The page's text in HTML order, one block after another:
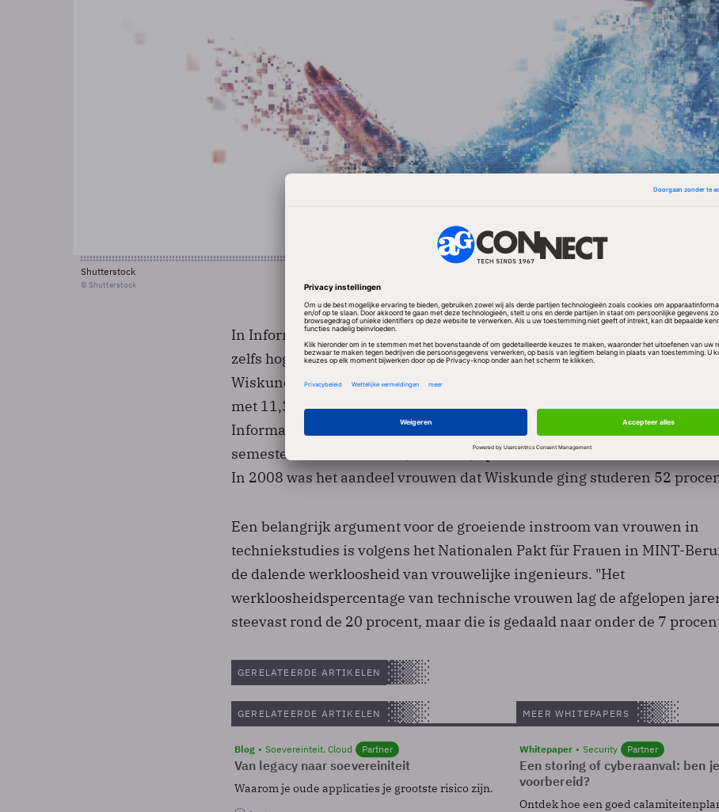
Shutterstock
© Shutterstock
In Informatica-studies aan Duitse universiteiten is het aandeel van
zelfs hoger dan dat van mannen. Dat geldt niet voor de studies Fysica,
Wiskunde en Chemie. Het totale aantal studenten Informatica steeg in
met 11,3 procent, terwijl er ongeveer 21 procent meer vrouwen aan
Informatica begonnen. In 2008 begonnen 6.432 vrouwen in het eerste
semester met Informatica, dat is 18,6 procent van alle
In 2008 was het aandeel vrouwen dat Wiskunde ging studeren 52
Een belangrijk argument voor de groeiende instroom van vrouwen in
techniekstudies is volgens het Nationalen Pakt für Frauen in MINT-
de dalende werkloosheid van vrouwelijke ingenieurs. "Het
werkloosheidspercentage van technische vrouwen lag de afgelopen
steevast rond de 20 procent, maar die is gedaald naar onder de 7
GERELATEERDE ARTIKELEN
GERELATEERDE ARTIKELEN
Blog Soevereinteit, Cloud Partner
Van legacy naar soevereiniteit
Waarom je oude applicaties je grootste risico zijn.
MEER WHITEPAPERS
Whitepaper Security Partner
Een storing of cyberaanval: ben je
voorbereid?
Ontdek hoe een goed